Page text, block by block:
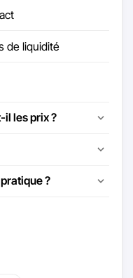
de liquidité
les prix ?
?